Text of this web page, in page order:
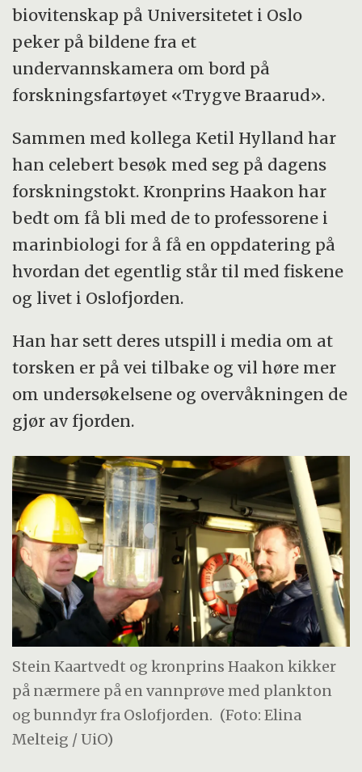
biovitenskap på Universitetet i Oslo
peker på bildene fra et
undervannskamera om bord på
forskningsfartøyet «Trygve Braarud».
Sammen med kollega Ketil Hylland har
han celebert besøk med seg på dagens
forskningstokt. Kronprins Haakon har
bedt om få bli med de to professorene i
marinbiologi for å få en oppdatering på
hvordan det egentlig står til med fiskene
og livet i Oslofjorden.
Han har sett deres utspill i media om at
torsken er på vei tilbake og vil høre mer
om undersøkelsene og overvåkningen de
gjør av fjorden.
Stein Kaartvedt og kronprins Haakon kikker
på nærmere på en vannprøve med plankton
og bunndyr fra Oslofjorden. (Foto: Elina
Melteig / UiO)